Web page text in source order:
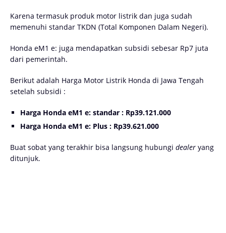
Karena termasuk produk motor listrik dan juga sudah
memenuhi standar TKDN (Total Komponen Dalam Negeri).
Honda eM1 e: juga mendapatkan subsidi sebesar Rp7 juta
dari pemerintah.
Berikut adalah Harga Motor Listrik Honda di Jawa Tengah
setelah subsidi :
Harga Honda eM1 e: standar : Rp39.121.000
Harga Honda eM1 e: Plus : Rp39.621.000
Buat sobat yang terakhir bisa langsung hubungi dealer yang
ditunjuk.